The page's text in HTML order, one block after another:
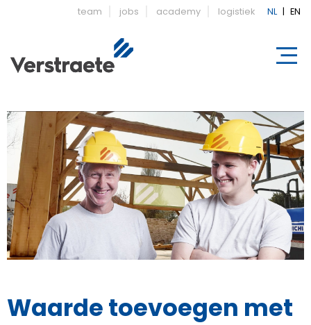
team jobs academy logistiek NL | EN
Waarde toevoegen met